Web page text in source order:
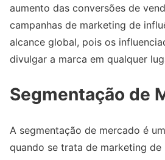
aumento das conversões de
campanhas de marketing de
alcance global, pois os
divulgar a marca em qualquer
Segmentação de
A segmentação de mercado é
quando se trata de marketing de